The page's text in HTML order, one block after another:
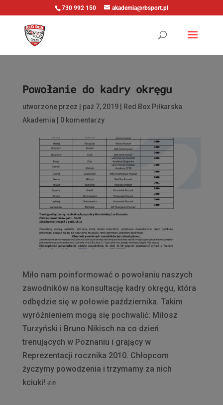
730 992 150 akademia@rbsport.pl
Powołanie do kadry okręgu
utworzone przez paź 7, 2019|
Red Box Piłkarska
Akademia
0 komentarzy
Miło nam poinformować o powołaniu naszych
zawodników na konsultację kadry okręgu, która
odbędzie się w połowie października. Takim
wyróżnieniem mogą się pochwalić: Miłosz
Turzyński i Bruno Nikisch na co dzień
trenujących w Poznaniu i grający w
Reprezentacji rocznika 2010. Chłopcom
życzymy powodzenia i trzymamy za nich
kciuki! ✊✊